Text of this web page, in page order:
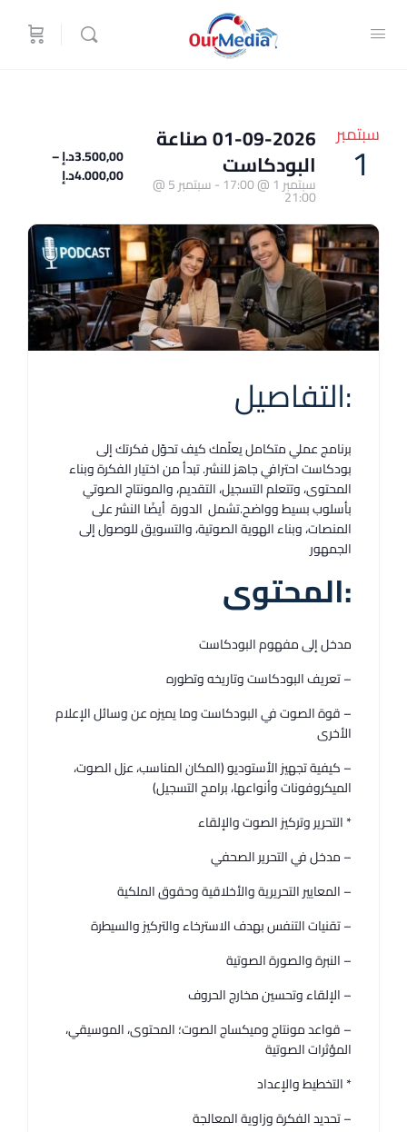
سبتمبر
1 01-09-2026 صناعة
البودكاست
سبتمبر 1 @ 17:00 - سبتمبر 5 @
21:00
3.500,00د.إ –
4.000,00د.إ
:التفاصيل
برنامج عملي متكامل يعلّمك كيف تحوّل فكرتك إلى
بودكاست احترافي جاهز للنشر. تبدأ من اختيار الفكرة وبناء
المحتوى، وتتعلم التسجيل، التقديم، والمونتاج الصوتي
بأسلوب بسيط وواضح.تشمل الدورة أيضًا النشر على
المنصات، وبناء الهوية الصوتية، والتسويق للوصول إلى
الجمهور
:المحتوى
مدخل إلى مفهوم البودكاست
– تعريف البودكاست وتاريخه وتطوره
– قوة الصوت في البودكاست وما يميزه عن وسائل الإعلام
الأخرى
– كيفية تجهيز الأستوديو (المكان المناسب، عزل الصوت،
الميكروفونات وأنواعها، برامج التسجيل)
* التحرير وتركيز الصوت والإلقاء
– مدخل في التحرير الصحفي
– المعايير التحريرية والأخلاقية وحقوق الملكية
– تقنيات التنفس بهدف الاسترخاء والتركيز والسيطرة
– النبرة والصورة الصوتية
– الإلقاء وتحسين مخارج الحروف
– قواعد مونتاج وميكساج الصوت؛ المحتوى، الموسيقي،
المؤثرات الصوتية
* التخطيط والإعداد
– تحديد الفكرة وزاوية المعالجة